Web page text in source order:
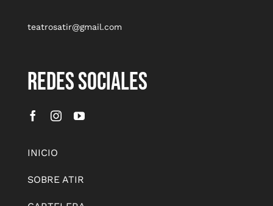
teatrosatir@gmail.com
REDES SOCIALES
INICIO
SOBRE ATIR